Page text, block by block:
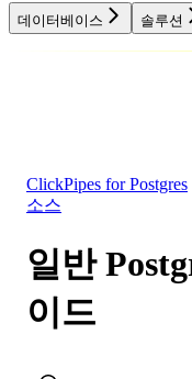
데이터베이스 솔루션
ClickPipes for Postgres
소스
일반
이드